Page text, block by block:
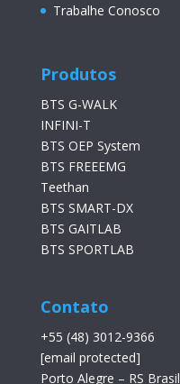
Trabalhe Conosco
Produtos
BTS G-WALK
INFINI-T
BTS OEP System
BTS FREEEMG
Teethan
BTS SMART-DX
BTS GAITLAB
BTS SPORTLAB
Contato
+55 (48) 3012-9366
[email protected]
Porto Alegre – RS Brasil